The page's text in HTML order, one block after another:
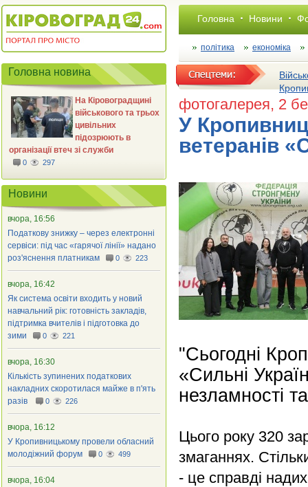
Головна Новини
політика економіка
фотогалерея, 2
У
ветеранів
"Сьогодні
«Сильні
незламності
Цього року 320
змаганнях.
- це справді
Головна новина
На Кіровоградщині
військового та трьох
цивільних
підозрюють в
організації втеч зі служби
0 297
Новини
вчора, 16:56
Податкову знижку – через електронні
сервіси: під час «гарячої лінії» надано
роз'яснення платникам
0 223
вчора, 16:42
Як система освіти входить у новий
навчальний рік: готовність закладів,
підтримка вчителів і підготовка до
зими
0 221
вчора, 16:30
Кількість зупинених податкових
накладних скоротилася майже в п'ять
разів
0 226
вчора, 16:12
У Кропивницькому провели обласний
молодіжний форум
0 499
вчора, 16:04